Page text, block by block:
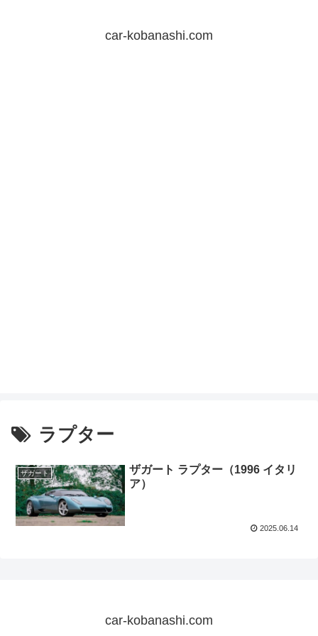
car-kobanashi.com
ラプター
ザガート
ザガート ラプター（1996 イタリ
ア）
2025.06.14
car-kobanashi.com